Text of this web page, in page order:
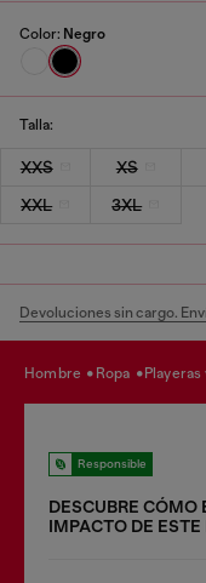
Color: Negro
Talla:
XXS XS
XXL
3XL
Devoluciones sin cargo.
hombre ropa
Responsible
DESCUBRE CÓMO
IMPACTO DE